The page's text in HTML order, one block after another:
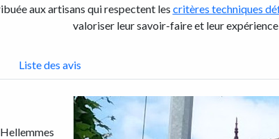
aux artisans qui respectent les critères techniques
valoriser leur savoir-faire et leur
Liste des avis